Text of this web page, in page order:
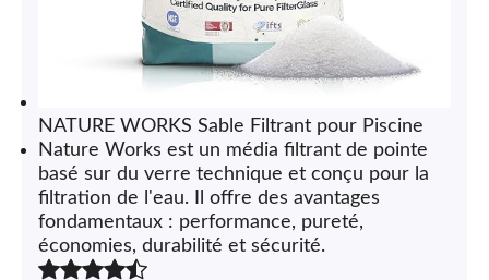
NATURE WORKS Sable Filtrant pour Piscine
Nature Works est un média filtrant de pointe
basé sur du verre technique et conçu pour la
filtration de l'eau. Il offre des avantages
fondamentaux : performance, pureté,
économies, durabilité et sécurité.